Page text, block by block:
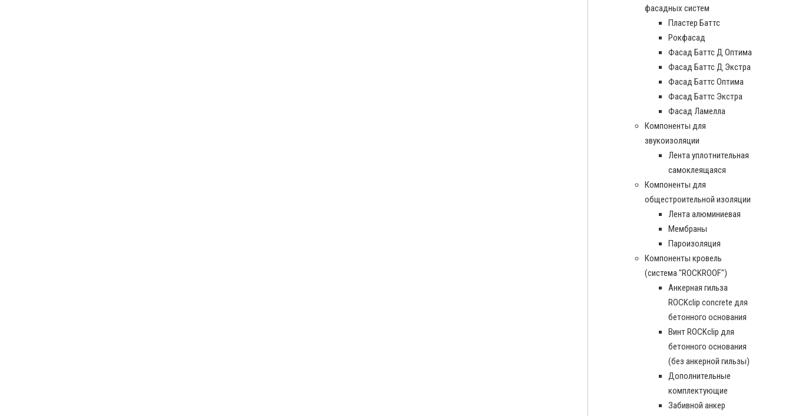
фасадных систем
Пластер Баттс
Рокфасад
Фасад Баттс Д Оптима
Фасад Баттс Д Экстра
Фасад Баттс Оптима
Фасад Баттс Экстра
Фасад Ламелла
Компоненты для
звукоизоляции
Лента уплотнительная
самоклеящаяся
Компоненты для
общестроительной изоляции
Лента алюминиевая
Мембраны
Пароизоляция
Компоненты кровель
(система "ROCKROOF")
Анкерная гильза
ROCKclip concrete для
бетонного основания
Винт ROCKclip для
бетонного основания
(без анкерной гильзы)
Дополнительные
комплектующие
Забивной анкер